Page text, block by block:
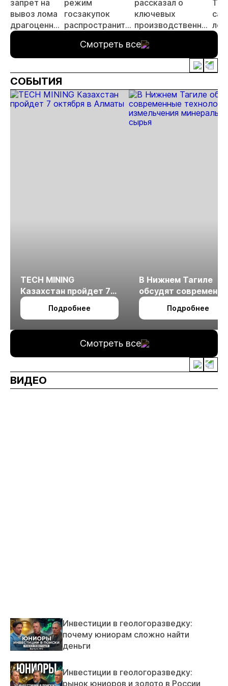
запрет на
вывоз лома
драгоценных
металлов
режим
госзакупок
распространится
оборудование
рассказал о
ключевых
производственных
холдинга
«Росгеология» в
2025 г.
лес
Смотреть все
СОБЫТИЯ
TECH MINING
Казахстан пройдет 7
октября в Алматы
Подробнее
В Нижнем Тагиле
обсудят
технологии
измельчения
Подробнее
Смотреть все
ВИДЕО
Инвестиции в геологоразведку:
почему юниорам сложно найти
деньги
Инвестиции в геологоразведку:
рынок юниоров и золото в России